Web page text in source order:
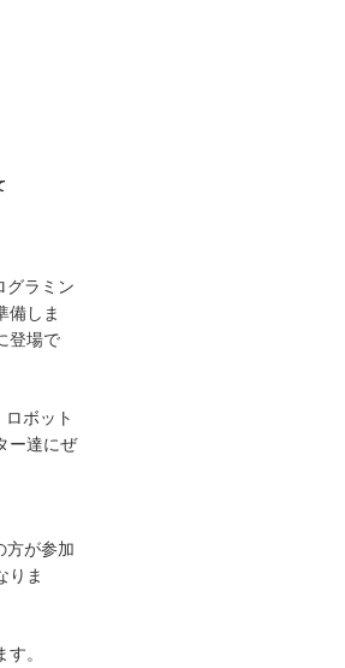
グラミン
備しま
登場で
ボット
ー達にぜ
方が参加
りま
。